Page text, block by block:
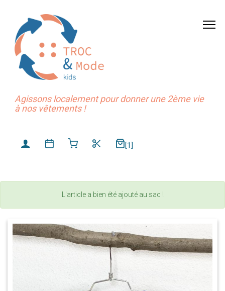
Agissons localement pour donner une 2ème vie
à nos vêtements !
[1]
L'article a bien été ajouté au sac !